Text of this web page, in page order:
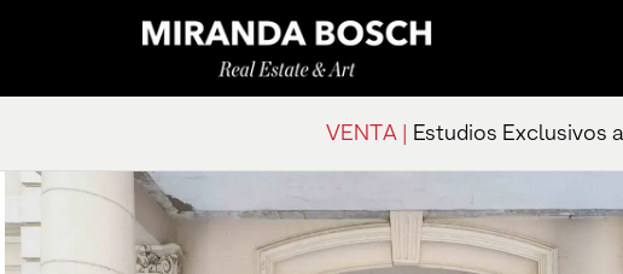
VENTA | Estudios Exclusivos